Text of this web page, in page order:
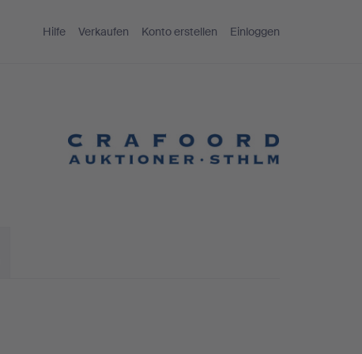
Hilfe Verkaufen Konto erstellen Einloggen